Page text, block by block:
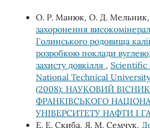
О. Р. Манюк, О. Д.
захоронення
Голинського родовища
розробкою поклади
захисту довкілля , Scientific
National Technical
(2008): НАУКОВИЙ
ФРАНКІВСЬКОГО
УНІВЕРСИТЕТУ НАФТИ І
Е. Е. Скиба, Я. М. Семчук,